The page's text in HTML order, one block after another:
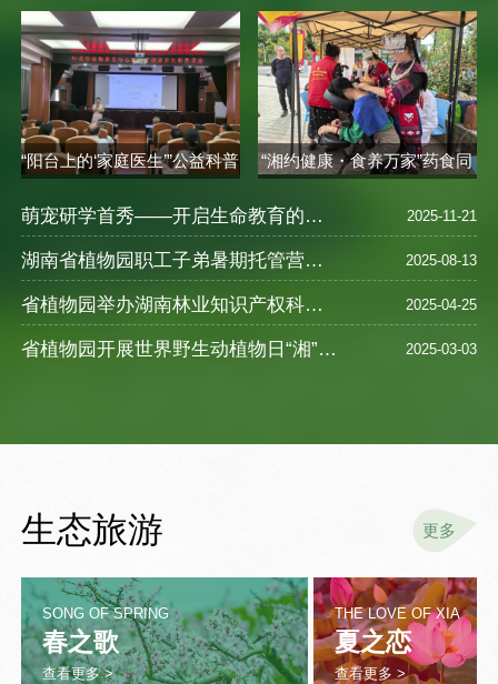
“阳台上的‘家庭医生’”公益科普
“湘约健康・食养万家”药食同
萌宠研学首秀——开启生命教育的奇妙之旅 2025-11-21
湖南省植物园职工子弟暑期托管营圆满落幕 ——探索自然奥秘，乐享缤纷暑假 2025-08-13
省植物园举办湖南林业知识产权科普宣教活动 2025-04-25
省植物园开展世界野生动植物日“湘”遇奇珍--珍稀野生植物探访之旅活动 2025-03-03
生态旅游 更多
SONG OF SPRING
春之歌
查看更多 >
THE LOVE OF XIA
夏之恋
查看更多 >